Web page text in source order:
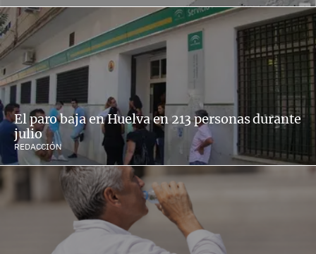
El paro baja en Huelva en 213 personas durante
julio
REDACCIÓN